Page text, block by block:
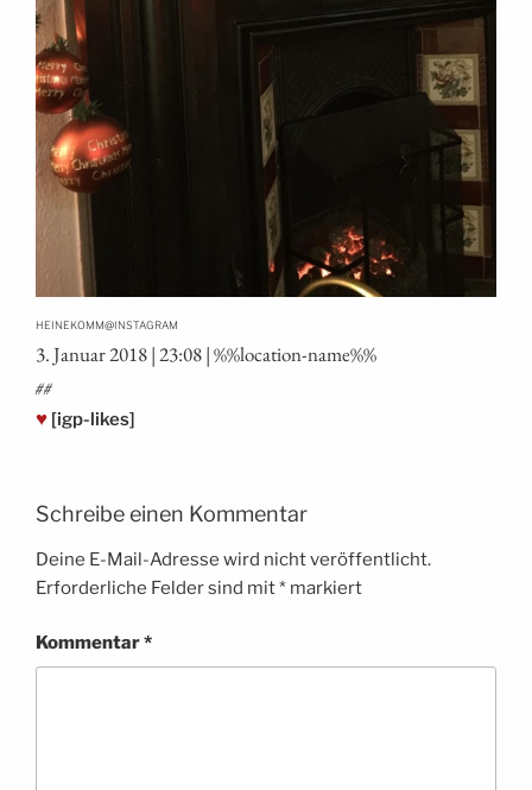
HEINEKOMM@INSTAGRAM
3. Janu­ar 2018 | 23:08 | %%loca­ti­on-name%%
##
♥ [igp-likes]
Schreibe einen Kommentar
Deine E-Mail-Adresse wird nicht veröffentlicht.
Erforderliche Felder sind mit* markiert
Kommentar*